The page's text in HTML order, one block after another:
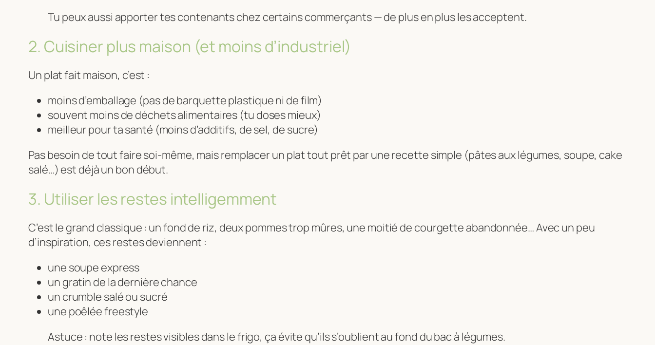
Tu peux aussi apporter tes contenants chez certains commerçants — de plus en plus les acceptent.
2. Cuisiner plus maison (et moins d’industriel)
Un plat fait maison, c’est :
moins d’emballage (pas de barquette plastique ni de film)
souvent moins de déchets alimentaires (tu doses mieux)
meilleur pour ta santé (moins d’additifs, de sel, de sucre)
Pas besoin de tout faire soi-même, mais remplacer un plat tout prêt par une recette simple (pâtes aux légumes, soupe, cake
salé…) est déjà un bon début.
3. Utiliser les restes intelligemment
C’est le grand classique : un fond de riz, deux pommes trop mûres, une moitié de courgette abandonnée… Avec un peu
d’inspiration, ces restes deviennent :
une soupe express
un gratin de la dernière chance
un crumble salé ou sucré
une poêlée freestyle
Astuce : note les restes visibles dans le frigo, ça évite qu’ils s’oublient au fond du bac à légumes.